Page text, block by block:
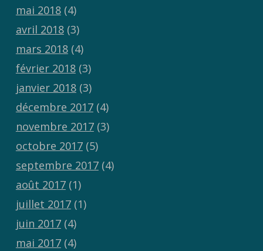
mai 2018(4)
avril 2018(3)
mars 2018(4)
février 2018(3)
janvier 2018(3)
décembre 2017(4)
novembre 2017(3)
octobre 2017(5)
septembre 2017(4)
août 2017(1)
juillet 2017(1)
juin 2017(4)
mai 2017(4)